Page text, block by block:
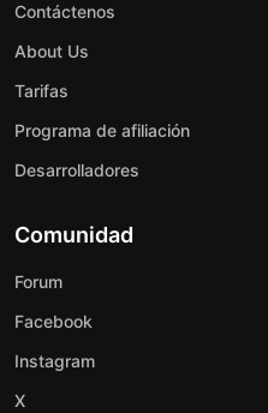
Contáctenos
About Us
Tarifas
Programa de afiliación
Desarrolladores
Comunidad
Forum
Facebook
Instagram
X